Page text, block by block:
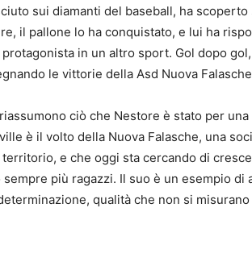
sui diamanti del baseball, ha
il pallone lo ha conquistato, e lui ha
protagonista in un altro sport. Gol dopo
le vittorie della Asd Nuova
ciò che Nestore è stato per
è il volto della Nuova Falasche, una
e che oggi sta cercando di
più ragazzi. Il suo è un esempio di
qualità che non si